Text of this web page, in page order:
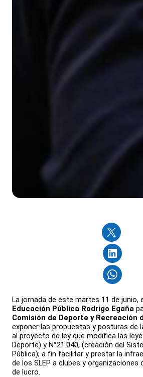
La jornada de este martes 11 de junio,
Educación Pública Rodrigo Egaña
Comisión de Deporte y Recreación
exponer las propuestas y posturas de
al proyecto de ley que modifica las
Deporte) y N°21.040, (creación del
Pública); a fin facilitar y prestar la
de los SLEP a clubes y organizaciones
de lucro.